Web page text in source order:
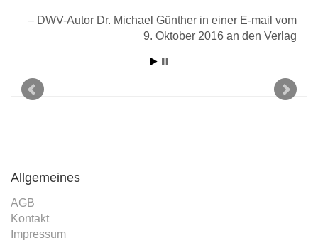
DWV-Autor Dr. Michael Günther in einer E-mail vom
9. Oktober 2016 an den Verlag
Allgemeines
AGB
Kontakt
Impressum